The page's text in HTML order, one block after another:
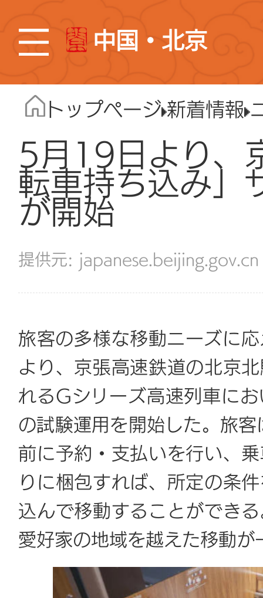
中国・北京
トップページ 新着情報
5月19日より、
転車持ち込み」
が開始
japanese.beijing.gov.cn
旅客の多様な移動ニーズに
より、京張高速鉄道の北京
れるGシリーズ高速列車に
の試験運用を開始した。旅
前に予約・支払いを行い、
りに梱包すれば、所定の条
込んで移動することができ
愛好家の地域を越えた移動